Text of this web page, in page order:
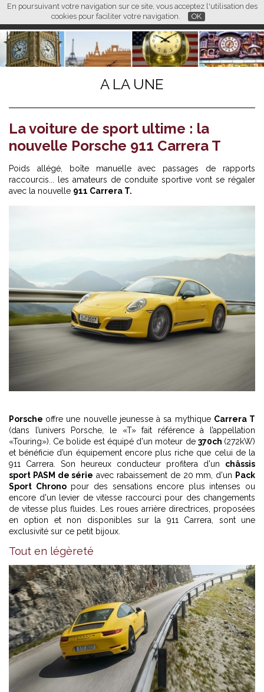
En poursuivant votre navigation sur ce site, vous acceptez l'utilisation des
cookies pour faciliter votre navigation.
OK
FR EN CN
L M
A LA UNE
La voiture de sport ultime : la
nouvelle Porsche 911 Carrera T
Poids allégé, boîte manuelle avec passages de rapports
raccourcis... les amateurs de conduite sportive vont se régaler
avec la nouvelle 911 Carrera T.
Porsche offre une nouvelle jeunesse à sa mythique Carrera T
(dans l’univers Porsche, le «T» fait référence à l’appellation
«Touring»). Ce bolide est équipé d'un moteur de 370ch (272kW)
et bénéficie d’un équipement encore plus riche que celui de la
911 Carrera. Son heureux conducteur profitera d'un châssis
sport PASM de série avec rabaissement de 20 mm, d'un Pack
Sport Chronopour des sensations encore plus intenses ou
encore d'un levier de vitesse raccourci pour des changements
de vitesse plus fluides. Les roues arrière directrices, proposées
en option et non disponibles sur la 911 Carrera, sont une
exclusivité sur ce petit bijoux.
Tout en légèreté